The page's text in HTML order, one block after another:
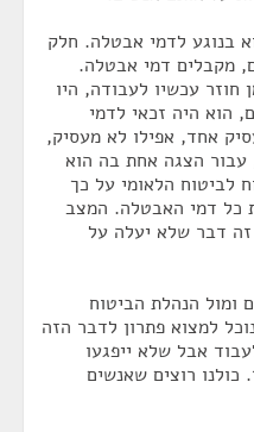
בנוגע לדמי אבטלה. חלק
מקבלים דמי אבטלה.
חוזר עכשיו לעבודה, היו
הוא היה זכאי לדמי
אחד, אפילו לא מעסיק,
עבור הצגה אחת בה הוא
מדווח לביטוח הלאומי על כך
כל דמי האבטלה. המצב
דבר שלא יעלה על
ומול הנהלת הביטוח
למצוא פתרון לדבר הזה
אבל שלא ייפגעו
רוצים שאנשים